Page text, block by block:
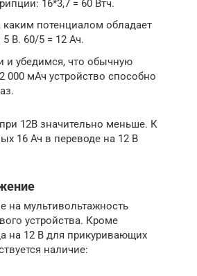
16*3,7 = 60 Втч.
каким потенциалом обладает
В. 60/5 = 12 Ач.
и убедимся, что обычную
000 мАч устройство способно
12В значительно меньше. К
16 Ач в переводе на 12 В
на мультивольтажность
устройства. Кроме
на 12 В для прикуривающих
наличие: